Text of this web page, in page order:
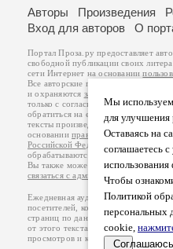
Мы
для улучшения
Оставаясь на
соглашаетесь
Чтобы
Политикой
персональных
cookie,
Соглашаюсь
Авторы Произведения
Вход для авторов
О
Портал Проза.ру предоставляет
свободной публикации своих
сети Интернет на основании
Все авторские права на
и охраняются законом
.
только с согласия его автора, к
обратиться на его авторской
тексты произведений авторы несут
основанииправил публикациии
Российской Федерации
обрабатываются на основании
Вы также можете посмотреть
связаться с администрацией
Ежедневная аудитория портала
посетителей, которые в общей
страниц по данным счетчика
от этого текста. В каждой графе
просмотров и количество